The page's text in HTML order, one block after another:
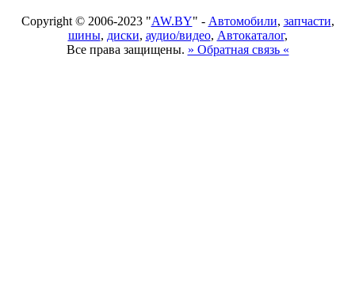
Copyright © 2006-2023 "AW.BY" - Автомобили, запчасти,
шины, диски, аудио/видео, Автокаталог,
Все права защищены. » Обратная связь «